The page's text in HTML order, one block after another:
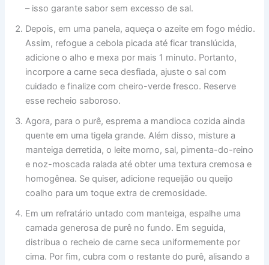
– isso garante sabor sem excesso de sal.
Depois, em uma panela, aqueça o azeite em fogo médio.
Assim, refogue a cebola picada até ficar translúcida,
adicione o alho e mexa por mais 1 minuto. Portanto,
incorpore a carne seca desfiada, ajuste o sal com
cuidado e finalize com cheiro-verde fresco. Reserve
esse recheio saboroso.
Agora, para o purê, esprema a mandioca cozida ainda
quente em uma tigela grande. Além disso, misture a
manteiga derretida, o leite morno, sal, pimenta-do-reino
e noz-moscada ralada até obter uma textura cremosa e
homogênea. Se quiser, adicione requeijão ou queijo
coalho para um toque extra de cremosidade.
Em um refratário untado com manteiga, espalhe uma
camada generosa de purê no fundo. Em seguida,
distribua o recheio de carne seca uniformemente por
cima. Por fim, cubra com o restante do purê, alisando a